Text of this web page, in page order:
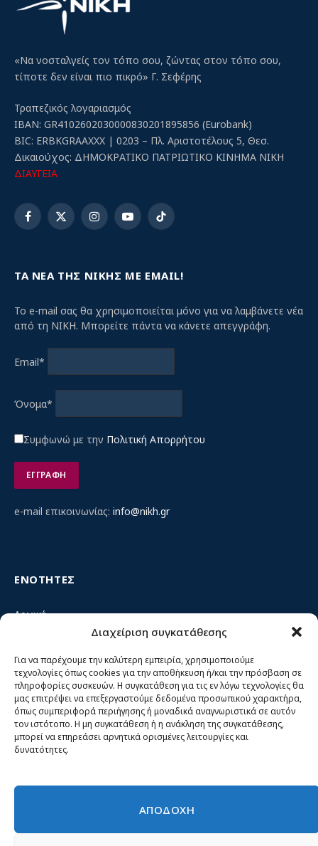
Διαχείριση συγκατάθεσης
Για να παρέχουμε την καλύτερη εμπειρία, χρησιμοποιούμε
τεχνολογίες όπως cookies για την αποθήκευση ή/και την πρόσβαση σε
πληροφορίες συσκευών. Η συγκατάθεση για τις εν λόγω τεχνολογίες θα
μας επιτρέψει να επεξεργαστούμε δεδομένα προσωπικού χαρακτήρα,
όπως συμπεριφορά περιήγησης ή μοναδικά αναγνωριστικά σε αυτόν
τον ιστότοπο. Η μη συγκατάθεση ή η ανάκληση της συγκατάθεσης,
μπορεί να επηρεάσει αρνητικά ορισμένες λειτουργίες και
δυνατότητες.
ΑΠΟΔΟΧΗ
«Να νοσταλγείς τον τόπο σου, ζώντας στον τόπο σου,
τίποτε δεν είναι πιο πικρό» Γ. Σεφέρης
Τραπεζικός λογαριασμός
IBAN: GR4102602030000830201895856 (Eurobank)
BIC: ERBKGRAAXXX | 0203 – Πλ. Αριστοτέλους 5, Θεσ.
Δικαιούχος: ΔΗΜΟΚΡΑΤΙΚΟ ΠΑΤΡΙΩΤΙΚΟ ΚΙΝΗΜΑ ΝΙΚΗ
ΔΙΑΥΓΕΙΑ
Facebook
X
InstagramYouTubeTikTok
ΤΑ ΝΕΑ ΤΗΣ ΝΙΚΗΣ ΜΕ EMAIL!
Το e-mail σας θα χρησιμοποιείται μόνο για να λαμβάνετε νέα
από τη ΝΙΚΗ. Μπορείτε πάντα να κάνετε απεγγράφη.
Email*
Όνομα*
Συμφωνώ με την Πολιτική Απορρήτου
e-mail επικοινωνίας: info@nikh.gr
ΕΝΟΤΗΤΕΣ
Αρχική
Κίνημα ΝΙΚΗ – Ποιοι είμαστε, αρχές & δράση
Θέσεις
Πρόσωπα
Όργανα και ομάδες
Βίντεο
Δελτία Τύπου